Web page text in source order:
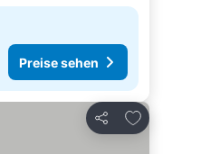
Preise sehen
Teilen
Zu